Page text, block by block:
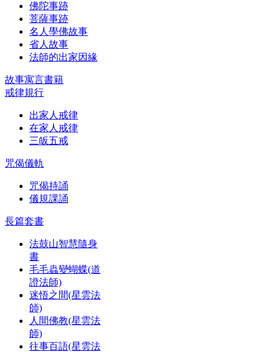
佛陀事跡
菩薩事跡
名人學佛故事
省人故事
法師的出家因緣
故事寓言書籍
戒律規行
出家人戒律
在家人戒律
三皈五戒
咒偈儀軌
咒偈持誦
儀規課誦
長篇套書
法鼓山智慧隨身
書
毛毛蟲變蝴蝶(道
證法師)
迷悟之間(星雲法
師)
人間佛教(星雲法
師)
往事百語(星雲法